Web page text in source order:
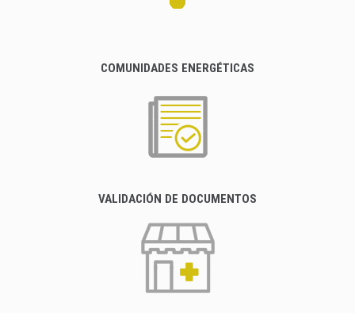
COMUNIDADES ENERGÉTICAS
VALIDACIÓN DE DOCUMENTOS